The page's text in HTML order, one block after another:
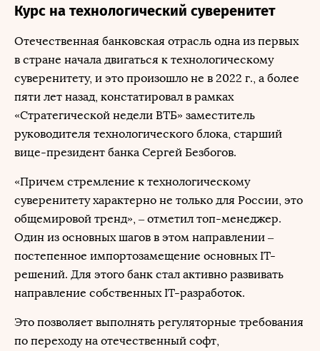
Курс на технологический суверенитет
Отечественная банковская отрасль одна из первых
в стране начала двигаться к технологическому
суверенитету, и это произошло не в 2022 г., а более
пяти лет назад, констатировал в рамках
«Стратегической недели ВТБ» заместитель
руководителя технологического блока, старший
вице-президент банка Сергей Безбогов.
«Причем стремление к технологическому
суверенитету характерно не только для России, это
общемировой тренд», ‒ отметил топ-менеджер.
Один из основных шагов в этом направлении ‒
постепенное импортозамещение основных IT-
решений. Для этого банк стал активно развивать
направление собственных IT-разработок.
Это позволяет выполнять регуляторные требования
по переходу на отечественный софт,